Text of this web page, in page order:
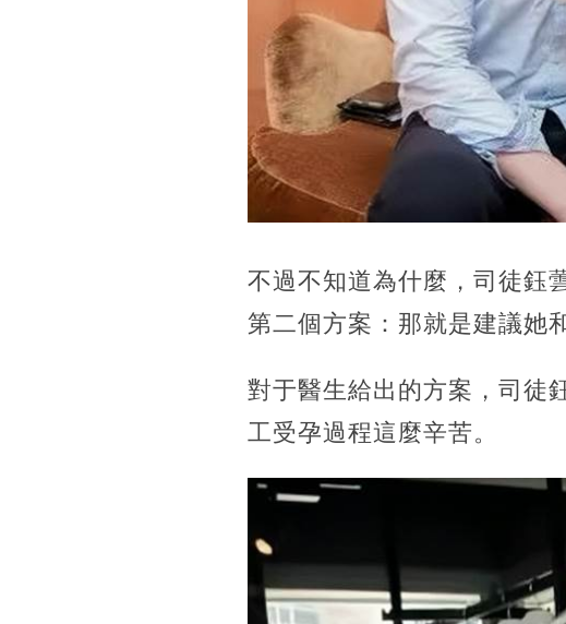
不過不知道為什麼，司徒鈺
第二個方案：那就是建議她
對于醫生給出的方案，司徒
工受孕過程這麼辛苦。